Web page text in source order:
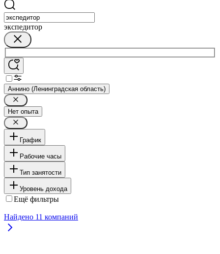
экспедитор
Аннино (Ленинградская область)
Нет опыта
График
Рабочие часы
Тип занятости
Уровень дохода
Ещё фильтры
Найдено 11 компаний